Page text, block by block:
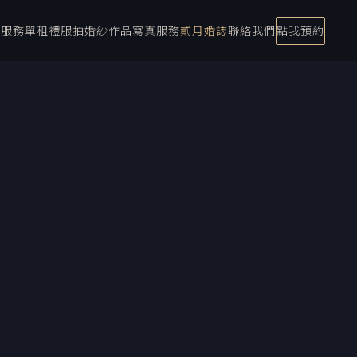
務單租禮服拍婚紗作品寫真服務貳月婚誌聯絡我們 點我預約